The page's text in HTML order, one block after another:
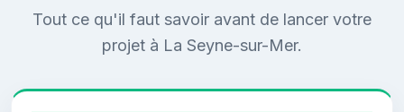
Tout ce qu'il faut savoir avant de lancer votre
projet à La Seyne-sur-Mer.